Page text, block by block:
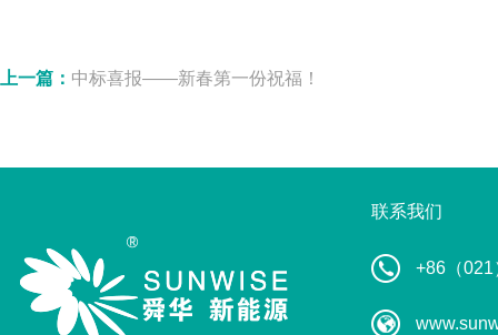
上一篇： 中标喜报——新春第一份祝福！
联系我们
+86（